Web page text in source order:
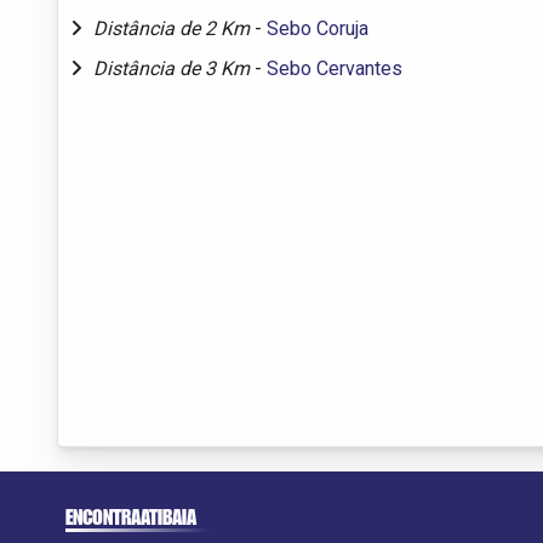
Distância de 2 Km - Sebo Coruja
Distância de 3 Km - Sebo Cervantes
ENCONTRAATIBAIA